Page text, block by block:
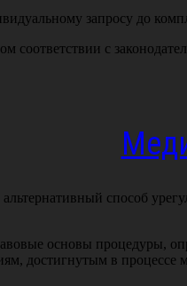
запросу до
соответствии с
альтернативный способ
основы процедуры,
достигнутым в